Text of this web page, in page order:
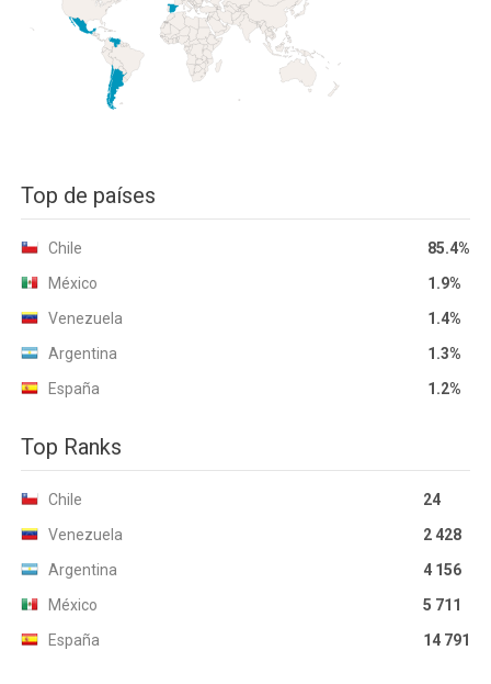
Top de países
Chile
85.4%
México
1.9%
Venezuela
1.4%
Argentina
1.3%
España
1.2%
Top Ranks
Chile
24
Venezuela
2 428
Argentina
4 156
México
5 711
España
14 791